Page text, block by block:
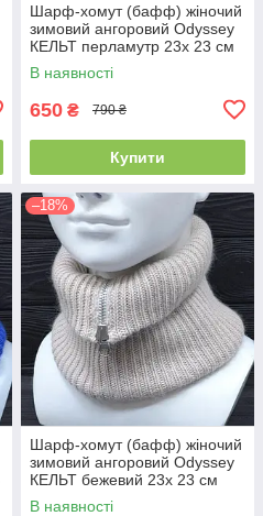
Шарф-хомут (бафф) жіночий
зимовий ангоровий Odyssey
КЕЛЬТ перламутр 23х 23 см
14106
В наявності
650 ₴ 790 ₴
Купити
–18%
Шарф-хомут (бафф) жіночий
зимовий ангоровий Odyssey
КЕЛЬТ бежевий 23х 23 см
14105
В наявності